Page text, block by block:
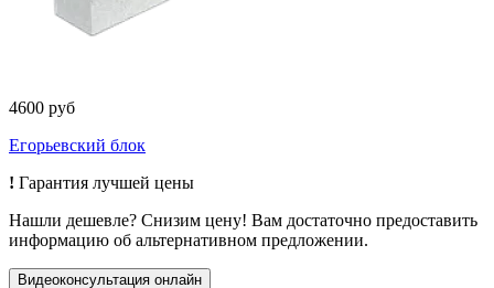
4600 руб
Егорьевский блок
! Гарантия лучшей цены
Нашли дешевле? Снизим цену! Вам достаточно предоставить
информацию об альтернативном предложении.